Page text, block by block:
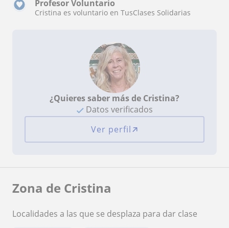
Profesor Voluntario
Cristina es voluntario en TusClases Solidarias
¿Quieres saber más de Cristina?
Datos verificados
Ver perfil
Zona de Cristina
Localidades a las que se desplaza para dar clase